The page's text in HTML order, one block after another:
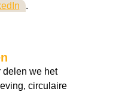
.
delen we het
circulaire